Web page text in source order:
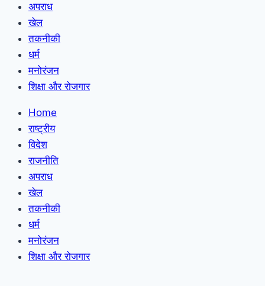
अपराध
खेल
तकनीकी
धर्म
मनोरंजन
शिक्षा और रोजगार
Home
राष्ट्रीय
विदेश
राजनीति
अपराध
खेल
तकनीकी
धर्म
मनोरंजन
शिक्षा और रोजगार